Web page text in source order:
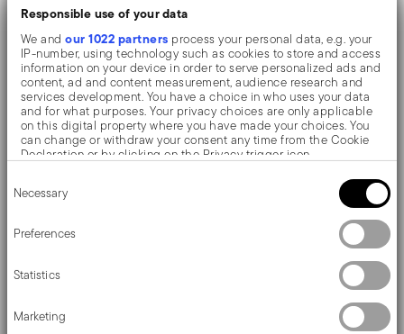
Responsible use of your data
We andour 1022 partners process your personal data, e.g. your
IP-number, using technology such as cookies to store and access
information on your device in order to serve personalized ads and
content, ad and content measurement, audience research and
services development. You have a choice in who uses your data
and for what purposes. Your privacy choices are only applicable
on this digital property where you have made your choices. You
can change or withdraw your consent any time from the Cookie
Declaration or by clicking on the Privacy trigger icon.
Collect information about your geographical location
Identify your device by actively scanning it for specific
characteristics (fingerprinting)
Find out more about how your personal data is processed and set
your preferences in the
We use cookies to personalise content and ads, to provide social
media features and to analyse our traffic. We also share
Selection
Necessary
Preferences
Statistics
Marketing
Radici
Vassoio piccolo con
inserto in legno laccato
€ 72,40
VEDI
Descrizione
Sambonet Radici Inserto per vassoio - Rettangolare -
elementi di Radici aggiungono bellezza alla tavola.